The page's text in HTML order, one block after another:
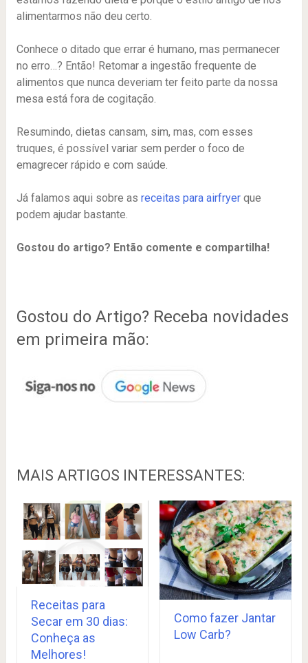
alimentarmos não deu certo.
Conhece o ditado que errar é humano, mas permanecer
no erro…? Então! Retomar a ingestão frequente de
alimentos que nunca deveriam ter feito parte da nossa
mesa está fora de cogitação.
Resumindo, dietas cansam, sim, mas, com esses
truques, é possível variar sem perder o foco de
emagrecer rápido e com saúde.
Já falamos aqui sobre as receitas para airfryerque
podem ajudar bastante.
Gostou do artigo? Então comente e compartilha!
Gostou do Artigo? Receba novidades
em primeira mão:
MAIS ARTIGOS INTERESSANTES:
Receitas para
Secar em 30 dias:
Conheça as
Melhores!
Como fazer Jantar
Low Carb?